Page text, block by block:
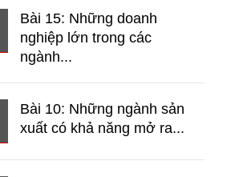
Bài 15: Những doanh
nghiệp lớn trong các
ngành...
Bài 10: Những ngành sản
xuất có khả năng mở ra...